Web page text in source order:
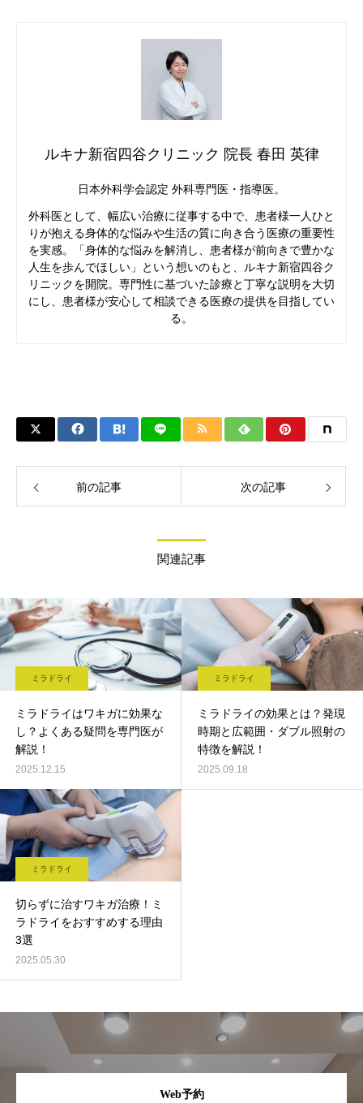
ルキナ新宿四谷クリニック 院長 春田 英律
日本外科学会認定 外科専門医・指導医。
外科医として、幅広い治療に従事する中で、患者様一人ひと
りが抱える身体的な悩みや生活の質に向き合う医療の重要性
を実感。「身体的な悩みを解消し、患者様が前向きで豊かな
人生を歩んでほしい」という想いのもと、ルキナ新宿四谷ク
リニックを開院。専門性に基づいた診療と丁寧な説明を大切
にし、患者様が安心して相談できる医療の提供を目指してい
る。
前の記事 次の記事
関連記事
ミラドライ
ミラドライはワキガに効果な
し？よくある疑問を専門医が
解説！
2025.12.15
ミラドライ
ミラドライの効果とは？発現
時期と広範囲・ダブル照射の
特徴を解説！
2025.09.18
ミラドライ
切らずに治すワキガ治療！ミ
ラドライをおすすめする理由
3選
2025.05.30
Web予約